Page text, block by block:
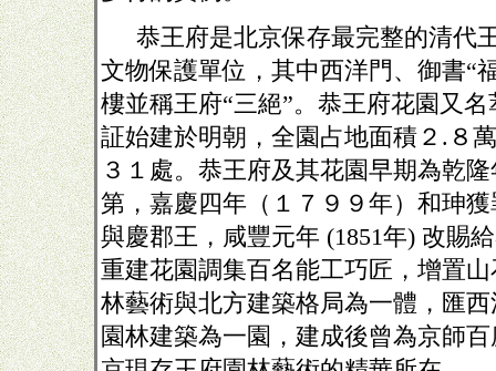
恭王府是北京保存最完整的清代
文物保護單位，其中西洋門、御書“
樓並稱王府“三絕”。恭王府花園又
証始建於明朝，全園占地面積２ . ８
３１處。恭王府及其花園早期為乾
第，嘉慶四年（１７９９年）和珅
與慶郡王，咸豐元年 (1851年) 改賜
重建花園調集百名能工巧匠，增置
林藝術與北方建築格局為一體，匯
園林建築為一園，建成後曾為京師